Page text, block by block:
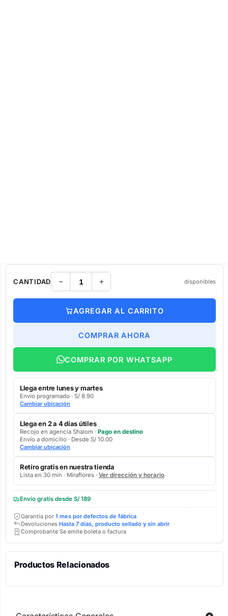
CANTIDAD disponibles
AGREGAR AL CARRITO
COMPRAR AHORA
COMPRAR POR WHATSAPP
Llega entre lunes y martes
Envío programado · S/ 8.90
Cambiar ubicación
Llega en 2 a 4 días útiles
Recojo en agencia Shalom · Pago en destino
Envío a domicilio · Desde S/ 10.00
Cambiar ubicación
Retíro gratis en nuestra tienda
Lista en 30 min · Miraflores · Ver dirección y horario
Envío gratis desde S/ 189
Garantía por 1 mes por defectos de fábrica
Devoluciones Hasta 7 días, producto sellado y sin abrir
Comprobante Se emite boleta o factura
Productos Relacionados